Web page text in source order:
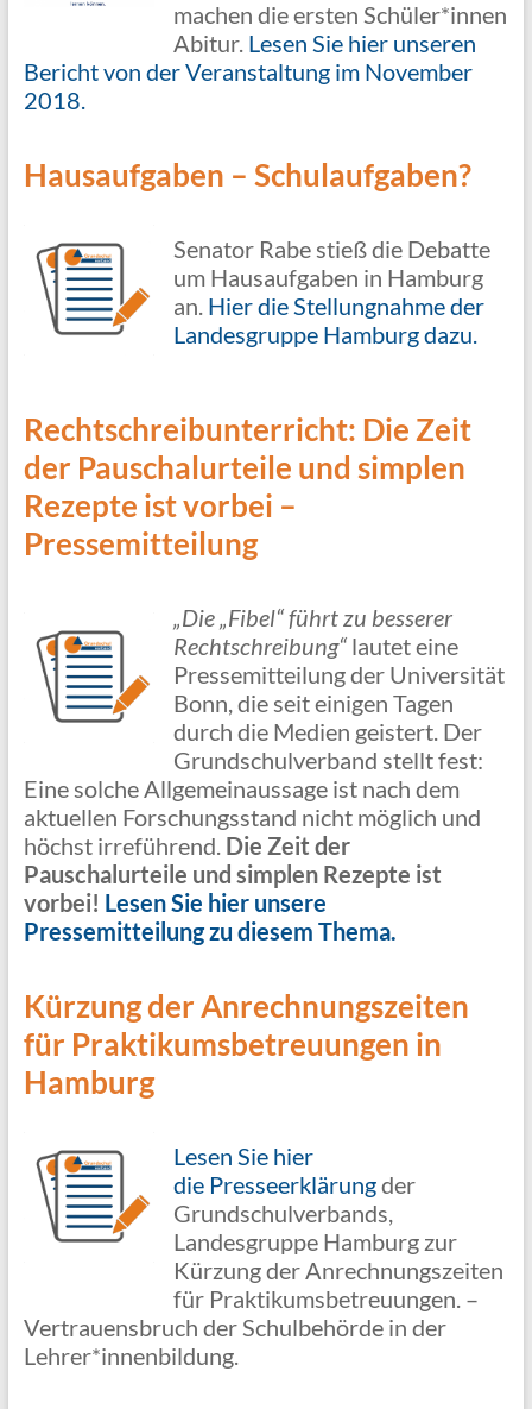
machen die ersten Schüler*innen
Abitur. Lesen Sie hier unseren
Bericht von der Veranstaltung im November
2018.
Hausaufgaben – Schulaufgaben?
Senator Rabe stieß die Debatte
um Hausaufgaben in Hamburg
an.Hier die Stellungnahme der
Landesgruppe Hamburg dazu.
Rechtschreibunterricht: Die Zeit
der Pauschalurteile und simplen
Rezepte ist vorbei –
Pressemitteilung
„Die „Fibel“ führt zu besserer
Rechtschreibung“lautet eine
Pressemitteilung der Universität
Bonn, die seit einigen Tagen
durch die Medien geistert. Der
Grundschulverband stellt fest:
Eine solche Allgemeinaussage ist nach dem
aktuellen Forschungsstand nicht möglich und
höchst irreführend. Die Zeit der
Pauschalurteile und simplen Rezepte ist
vorbei! Lesen Sie hier unsere
Pressemitteilung zu diesem Thema.
Kürzung der Anrechnungszeiten
für Praktikumsbetreuungen in
Hamburg
Lesen Sie hier
die Presseerklärungder
Grundschulverbands,
Landesgruppe Hamburg zur
Kürzung der Anrechnungszeiten
für Praktikumsbetreuungen. –
Vertrauensbruch der Schulbehörde in der
Lehrer*innenbildung.